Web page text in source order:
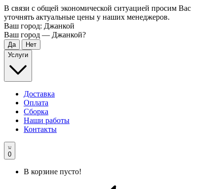
В связи с общей экономической ситуацией просим Вас
уточнять актуальные цены у наших менеджеров.
Ваш город: Джанкой
Ваш город — Джанкой?
Услуги
Доставка
Оплата
Сборка
Наши работы
Контакты
0
В корзине пусто!